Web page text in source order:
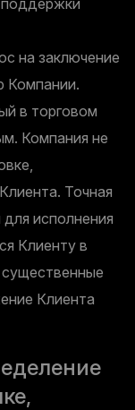
на заключение
Компании.
в торговом
Компания не
Точная
исполнения
Клиенту в
существенные
Клиента